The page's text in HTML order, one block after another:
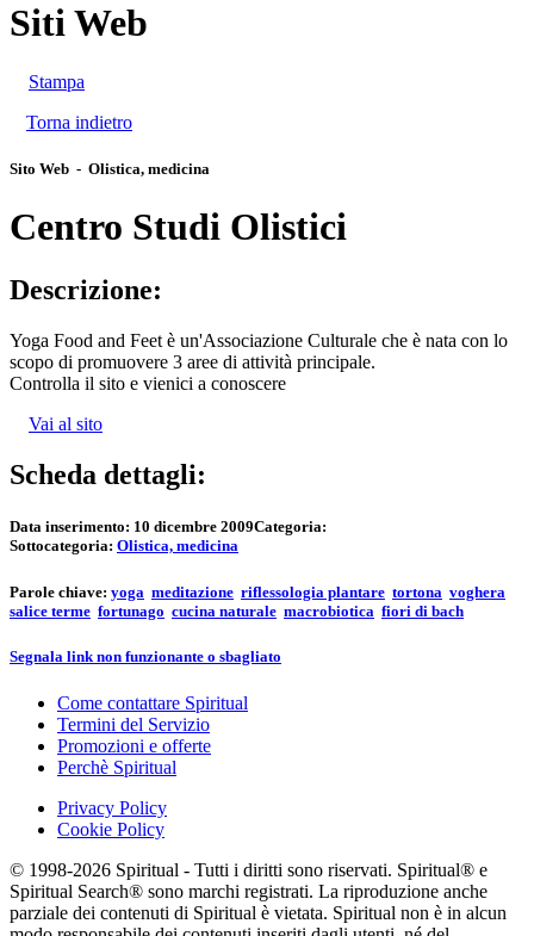
Siti Web
Stampa
Torna indietro
Sito Web - Olistica, medicina
Centro Studi Olistici
Descrizione:
Yoga Food and Feet è un'Associazione Culturale che è nata con lo
scopo di promuovere 3 aree di attività principale.
Controlla il sito e vienici a conoscere
Vai al sito
Scheda dettagli:
Data inserimento: 10 dicembre 2009Categoria:
Sottocategoria: Olistica, medicina
Parole chiave: yoga meditazione riflessologia plantare tortona voghera
salice terme fortunago cucina naturale macrobiotica fiori di bach
Segnala link non funzionante o sbagliato
Come contattare Spiritual
Termini del Servizio
Promozioni e offerte
Perchè Spiritual
Privacy Policy
Cookie Policy
© 1998-2026 Spiritual - Tutti i diritti sono riservati. Spiritual® e
Spiritual Search® sono marchi registrati. La riproduzione anche
parziale dei contenuti di Spiritual è vietata. Spiritual non è in alcun